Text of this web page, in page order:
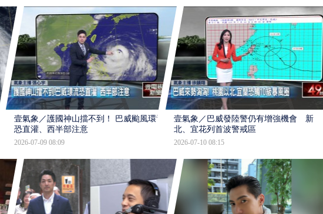
壹氣象／護國神山擋不到！ 巴威颱風環流
恐直灌、西半部注意
2026-07-09 08:09
壹氣象／巴威發陸警仍有增強機會 新
北、宜花列首波警戒區
2026-07-10 08:15